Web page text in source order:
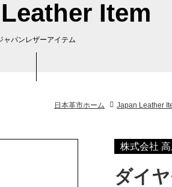
Leather Item
ャパンレザーアイテム
日本革市ホーム Japan Leather
株式会社
ダイ